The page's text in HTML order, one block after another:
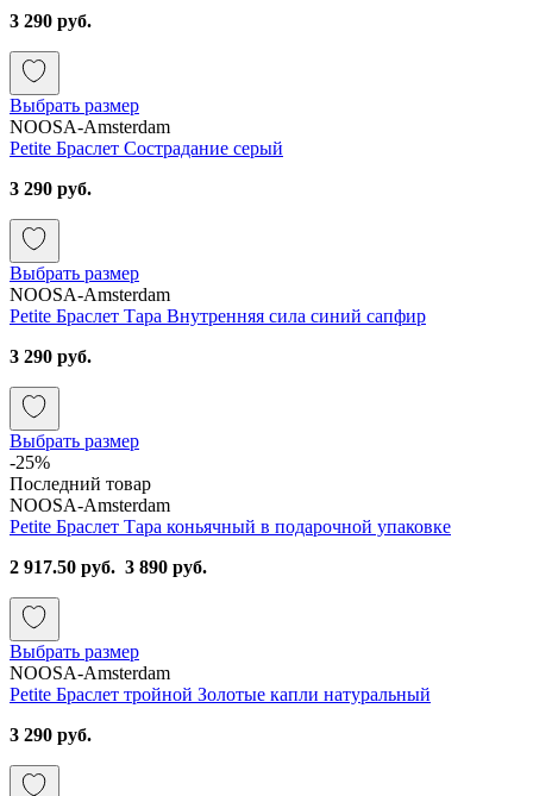
3 290 руб.
Выбрать размер
NOOSA-Amsterdam
Petite Браслет Сострадание серый
3 290 руб.
Выбрать размер
NOOSA-Amsterdam
Petite Браслет Тара Внутренняя сила синий сапфир
3 290 руб.
Выбрать размер
-25%
Последний товар
NOOSA-Amsterdam
Petite Браслет Тара коньячный в подарочной упаковке
2 917.50 руб. 3 890 руб.
Выбрать размер
NOOSA-Amsterdam
Petite Браслет тройной Золотые капли натуральный
3 290 руб.